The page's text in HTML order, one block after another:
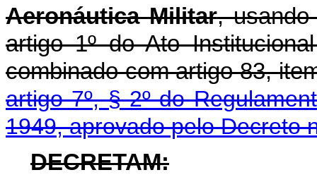
Aeronáutica Militar,
artigo 1º do Ato
combinado com artigo 83,
artigo 7º, § 2º do
1949, aprovado pelo Decreto
DECRETAM: